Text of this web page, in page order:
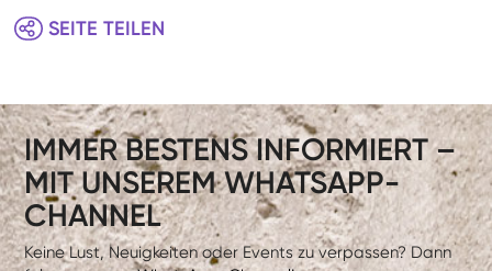
SEITE TEILEN
IMMER BESTENS INFORMIERT –
MIT UNSEREM WHATSAPP-
CHANNEL
Keine Lust, Neuigkeiten oder Events zu verpassen? Dann